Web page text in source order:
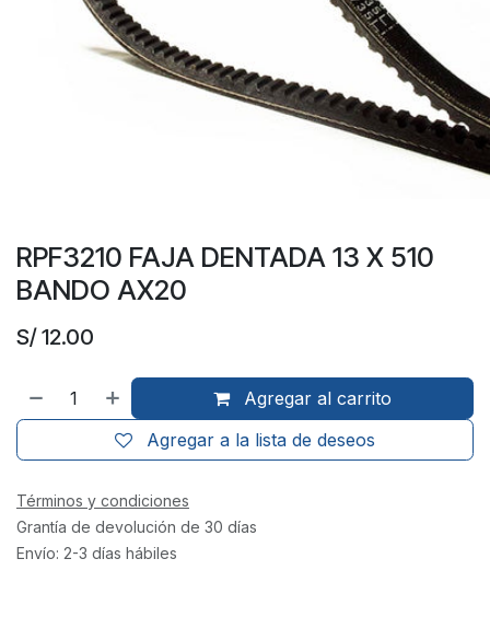
RPF3210 FAJA DENTADA 13 X 510
BANDO AX20
S/12.00
Agregar al carrito
Agregar a la lista de deseos
Términos y condiciones
Grantía de devolución de 30 días
Envío: 2-3 días hábiles